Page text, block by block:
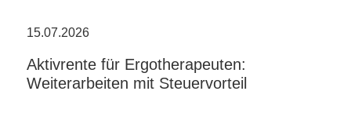
15.07.2026
Aktivrente für Ergotherapeuten:
Weiterarbeiten mit Steuervorteil